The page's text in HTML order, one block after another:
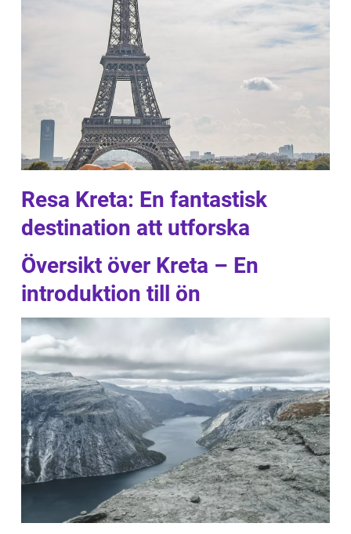
Resa Kreta: En fantastisk
destination att utforska
Översikt över Kreta – En
introduktion till ön